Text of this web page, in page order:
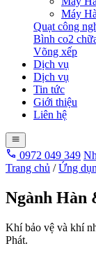
Máy
Quạt công
Bình co2
Võng xếp
Dịch vụ
Dịch vụ
Tin tức
Giới thiệu
Liên hệ
0972 049 349
Trang chủ / Ứng
Ngành Hàn
Khí bảo vệ và khí
Phát.